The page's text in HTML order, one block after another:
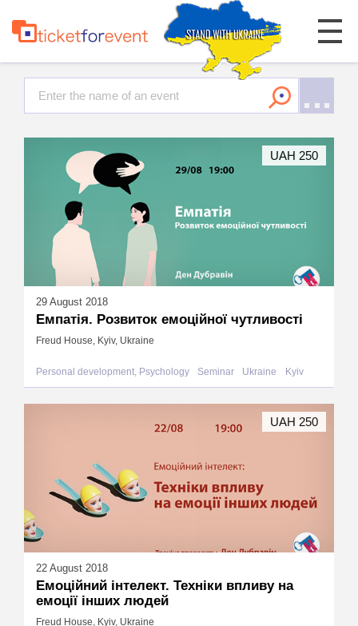
29 August 2018
Емпатія. Розвиток емоційної чутливості
Freud House, Kyiv, Ukraine
Personal development, Psychology Seminar Ukraine Kyiv
UAH 250
22 August 2018
Емоційний інтелект. Техніки впливу на
емоції інших людей
Freud House, Kyiv, Ukraine
UAH 250